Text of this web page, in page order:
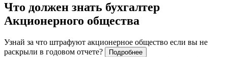
Что должен знать бухгалтер
Акционерного общества
Узнай за что штрафуют акционерное общество если вы не
раскрыли в годовом отчете?
Подробнее